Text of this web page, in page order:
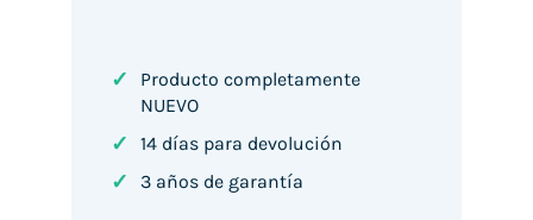
✓
Producto completamente
NUEVO
✓ 14 días para devolución
✓ 3 años de garantía